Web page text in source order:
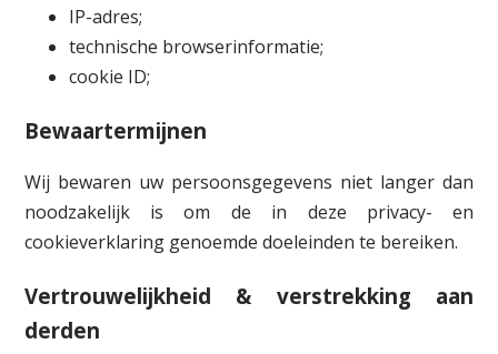
IP-adres;
technische browserinformatie;
cookie ID;
Bewaartermijnen
Wij bewaren uw persoonsgegevens niet langer dan
noodzakelijk is om de in deze privacy- en
cookieverklaring genoemde doeleinden te bereiken.
Vertrouwelijkheid & verstrekking aan
derden